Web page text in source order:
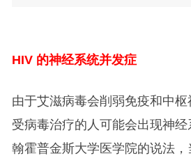
HIV 的神经系统并发症
由于艾滋病毒会削弱免疫和中
受病毒治疗的人可能会出现神
翰霍普金斯大学医学院的说法